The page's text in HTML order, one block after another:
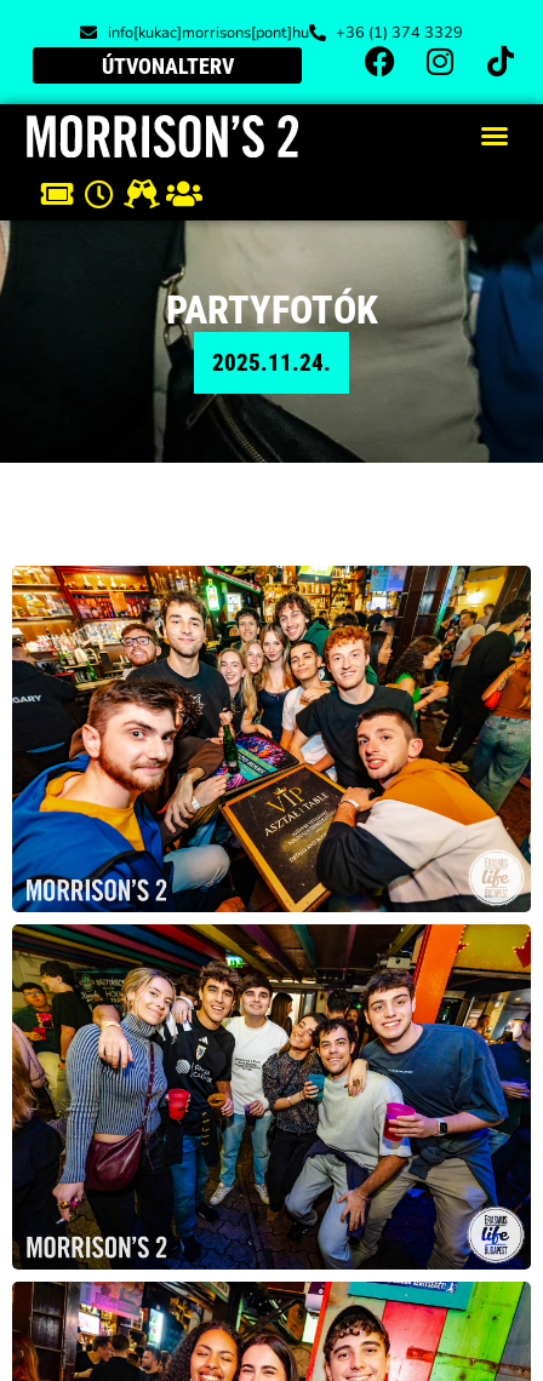
info[kukac]morrisons[pont]hu +36 (1) 374 3329
ÚTVONALTERV
PARTYFOTÓK
2025.11.24.